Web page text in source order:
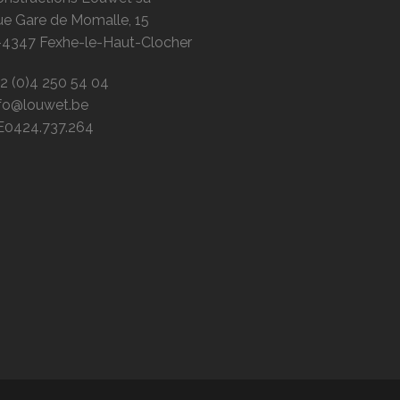
Gare de Momalle, 15
Fexhe-le-Haut-Clocher
(0)4 250 54 04